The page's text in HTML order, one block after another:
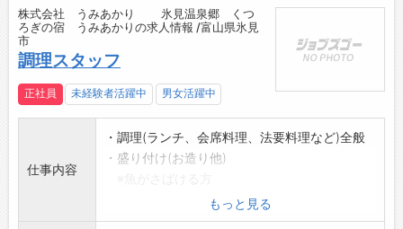
株式会社 うみあかり 氷見温泉郷 くつ
ろぎの宿 うみあかりの求人情報 /富山県氷見
市
調理スタッフ
正社員 未経験者活躍中 男女活躍中
仕事内容
・調理(ランチ、会席料理、法要料理など)全般
・盛り付け(お造り他)
【変更範囲:変更なし】
※面接希望の方はハローワークから『紹介
もっと見る